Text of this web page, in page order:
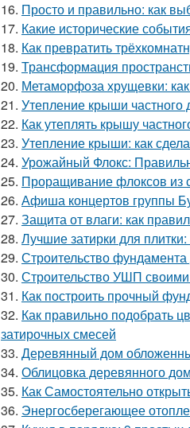
16. Просто и правильно: как
17. Какие исторические
18. Как превратить
19. Трансформация
20. Метаморфоза хрущевки:
21. Утепление крыши частного
22. Как утеплять крышу
23. Утепление крыши: как
24. Урожайный Флокс:
25. Проращивание флоксов из
26. Афиша концертов группы
27. Защита от влаги: как
28. Лучшие затирки для
29. Строительство
30. Строительство УШП
31. Как построить прочный
32. Как правильно подобрать
затирочных смесей
33. Деревянный дом
34. Облицовка деревянного
35. Как Самостоятельно
36. Энергосберегающее